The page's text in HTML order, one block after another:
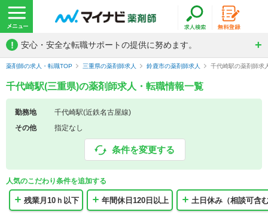
! 安心・安全な転職サポートの提供に努めます。
薬剤師の求人・転職TOP 三重県の薬剤師求人 鈴鹿市の薬剤師求人 千代崎駅の薬剤師求
千代崎駅(三重県)の薬剤師求人・転職情報一覧
勤務地
千代崎駅(近鉄名古屋線)
その他
指定なし
条件を変更する
人気のこだわり条件を追加する
残業月10ｈ以下 年間休日120日以上 土日休み（相談可含